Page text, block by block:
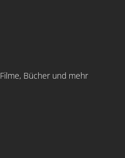
Bücher und mehr